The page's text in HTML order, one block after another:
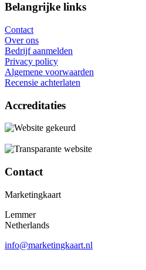
Belangrijke links
Contact
Over ons
Bedrijf aanmelden
Privacy policy
Algemene voorwaarden
Recensie achterlaten
Accreditaties
Contact
Marketingkaart
Lemmer
Netherlands
info@marketingkaart.nl